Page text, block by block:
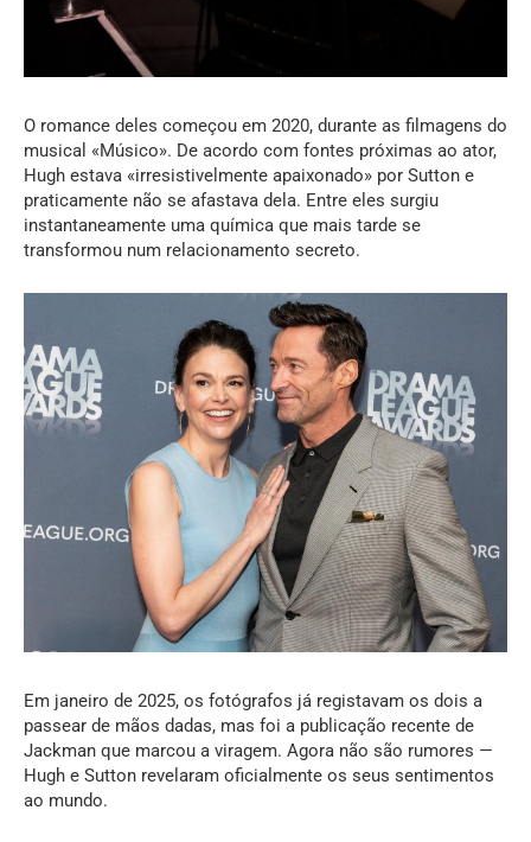
O romance deles começou em 2020, durante as filmagens do
musical «Músico». De acordo com fontes próximas ao ator,
Hugh estava «irresistivelmente apaixonado» por Sutton e
praticamente não se afastava dela. Entre eles surgiu
instantaneamente uma química que mais tarde se
transformou num relacionamento secreto.
Em janeiro de 2025, os fotógrafos já registavam os dois a
passear de mãos dadas, mas foi a publicação recente de
Jackman que marcou a viragem. Agora não são rumores —
Hugh e Sutton revelaram oficialmente os seus sentimentos
ao mundo.